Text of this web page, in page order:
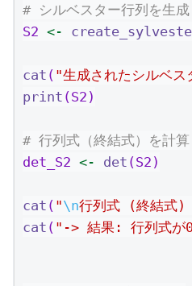
# シルベスター行列を生成
S2 <-
cat ( "生成されたシルベ
print (S2)
# 行列式（終結式）を計算
det_S2 <- det (S2)
cat ( "\n行列式 (終結
cat ( "-> 結果: 行列式が0